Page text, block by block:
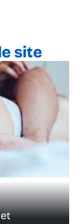
site